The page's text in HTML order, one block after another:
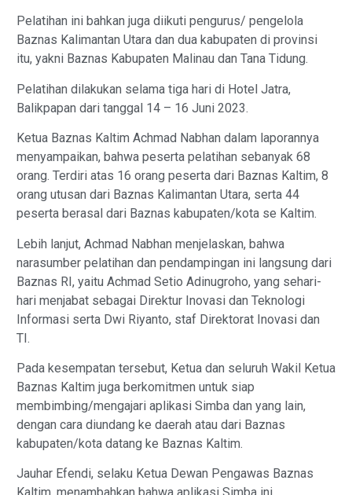
Pelatihan ini bahkan juga diikuti pengurus/ pengelola
Baznas Kalimantan Utara dan dua kabupaten di provinsi
itu, yakni Baznas Kabupaten Malinau dan Tana Tidung.
Pelatihan dilakukan selama tiga hari di Hotel Jatra,
Balikpapan dari tanggal 14 – 16 Juni 2023.
Ketua Baznas Kaltim Achmad Nabhan dalam laporannya
menyampaikan, bahwa peserta pelatihan sebanyak 68
orang. Terdiri atas 16 orang peserta dari Baznas Kaltim, 8
orang utusan dari Baznas Kalimantan Utara, serta 44
peserta berasal dari Baznas kabupaten/kota se Kaltim.
Lebih lanjut, Achmad Nabhan menjelaskan, bahwa
narasumber pelatihan dan pendampingan ini langsung dari
Baznas RI, yaitu Achmad Setio Adinugroho, yang sehari-
hari menjabat sebagai Direktur Inovasi dan Teknologi
Informasi serta Dwi Riyanto, staf Direktorat Inovasi dan
TI.
Pada kesempatan tersebut, Ketua dan seluruh Wakil Ketua
Baznas Kaltim juga berkomitmen untuk siap
membimbing/mengajari aplikasi Simba dan yang lain,
dengan cara diundang ke daerah atau dari Baznas
kabupaten/kota datang ke Baznas Kaltim.
Jauhar Efendi, selaku Ketua Dewan Pengawas Baznas